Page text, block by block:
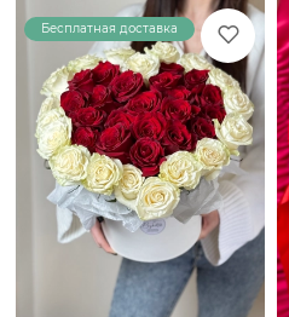
Новинка!
Бесплатная доставка